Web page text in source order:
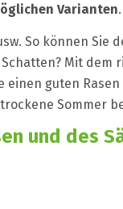
Varianten.
So können Sie
Mit dem
guten
Sommer
und des